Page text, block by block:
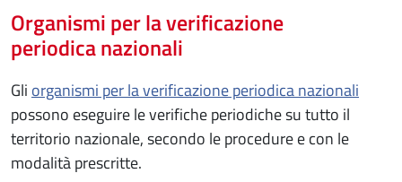
Organismi per la verificazione
periodica nazionali
Gli organismi per la verificazione periodica nazionali
possono eseguire le verifiche periodiche su tutto il
territorio nazionale, secondo le procedure e con le
modalità prescritte.